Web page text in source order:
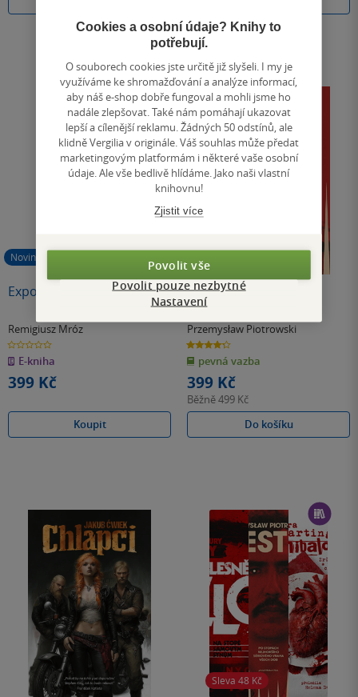
Novinka
Expozice
Remigiusz Mróz
0.0
z
5
hvězdiček
E-kniha
399 Kč
Koupit
Bestie - Piotrowski
Przemysław Piotrowski
4.3
z
5
hvězdiček
pevná vazba
399 Kč
Běžně499 Kč
Do košíku
Sleva 48 Kč
Cookies a osobní údaje? Knihy to
potřebují.
O souborech cookies jste určitě již slyšeli. I my je
využíváme ke shromažďování a analýze informací,
aby náš e-shop dobře fungoval a mohli jsme ho
nadále zlepšovat. Také nám pomáhají ukazovat
lepší a cílenější reklamu. Žádných 50 odstínů, ale
klidně Vergilia v originále. Váš souhlas může předat
marketingovým platformám i některé vaše osobní
údaje. Ale vše bedlivě hlídáme. Jako naši vlastní
knihovnu!
Zjistit více
Povolit vše
Povolit pouze nezbytné
Nastavení